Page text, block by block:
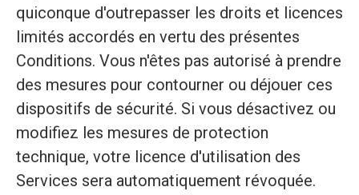
quiconque d'outrepasser les droits et licences
limités accordés en vertu des présentes
Conditions. Vous n'êtes pas autorisé à prendre
des mesures pour contourner ou déjouer ces
dispositifs de sécurité. Si vous désactivez ou
modifiez les mesures de protection
technique, votre licence d'utilisation des
Services sera automatiquement révoquée.